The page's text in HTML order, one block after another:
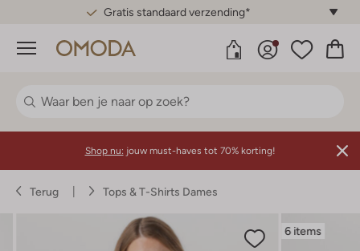
Gratis standaard verzending*
Menu
Shop nu: jouw must-haves tot 70% korting!
Terug Tops & T-Shirts Dames
6 items